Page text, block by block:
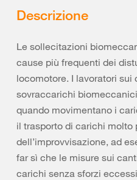
Descrizione
Le sollecitazioni
cause più frequenti dei
locomotore. I lavoratori sui
sovraccarichi
quando movimentano i
il trasporto di carichi molto
dell’improvvisazione, ad
far sì che le misure sui
carichi senza sforzi